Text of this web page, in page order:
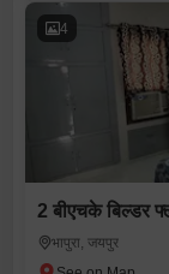
4
2 बीएचके बिल्डर
भापुरा, जयपुर